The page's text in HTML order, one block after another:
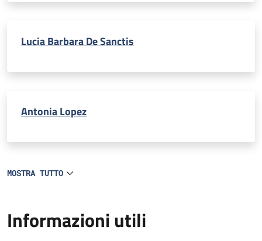
Lucia Barbara De Sanctis
Antonia Lopez
MOSTRA TUTTO
Informazioni utili